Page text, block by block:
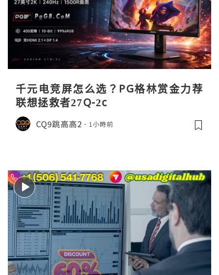
千元电竞屏怎么选？PG格林赏金力荐
联想拯救者27Q-2c
CQ9跳高高2 1小時前